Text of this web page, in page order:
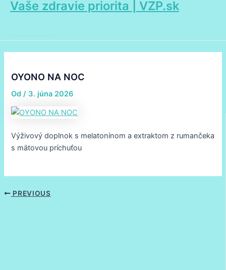
Preskočiť
Vaše zdravie priorita | VZP.sk
Main
Menu
OYONO NA NOC
Od / 3. júna 2026
Výživový doplnok s melatonínom a extraktom z rumančeka
s mätovou príchuťou
Post
PREVIOUS